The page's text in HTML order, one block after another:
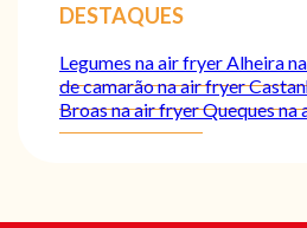
DESTAQUES
Legumes na air fryerAlheira
de camarão na air fryer
Broas na air fryerQueques na